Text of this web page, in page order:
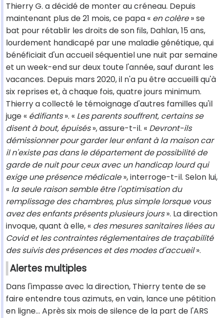
Thierry G. a décidé de monter au créneau. Depuis
maintenant plus de 21 mois, ce papa « en colère» se
bat pour rétablir les droits de son fils, Dahlan, 15 ans,
lourdement handicapé par une maladie génétique, qui
bénéficiait d'un accueil séquentiel une nuit par semaine
et un week-end sur deux toute l'année, sauf durant les
vacances. Depuis mars 2020, il n'a pu être accueilli qu'à
six reprises et, à chaque fois, quatre jours minimum.
Thierry a collecté le témoignage d'autres familles qu'il
juge « édifiants». « Les parents souffrent, certains se
disent à bout, épuisés», assure-t-il. « Devront-ils
démissionner pour garder leur enfant à la maison car
il n'existe pas dans le département de possibilité de
garde de nuit pour ceux avec un handicap lourd qui
exige une présence médicale», interroge-t-il. Selon lui,
« la seule raison semble être l'optimisation du
remplissage des chambres, plus simple lorsque vous
avez des enfants présents plusieurs jours». La direction
invoque, quant à elle, « des mesures sanitaires liées au
Covid et les contraintes réglementaires de traçabilité
des suivis des présences et des modes d'accueil».
Alertes multiples
Dans l'impasse avec la direction, Thierry tente de se
faire entendre tous azimuts, en vain, lance une pétition
en ligne... Après six mois de silence de la part de l'ARS